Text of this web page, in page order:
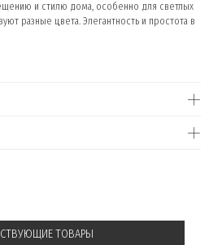
и стилю дома, особенно для светлых
разные цвета. Элегантность и простота в
ТОВАРЫ